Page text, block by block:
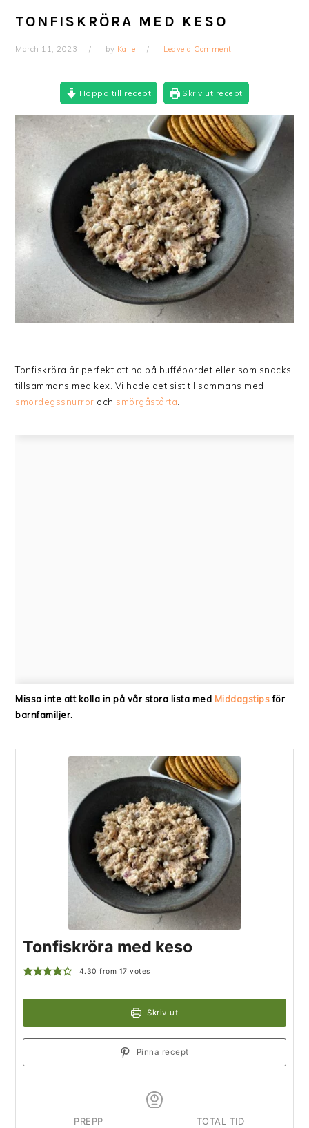
TONFISKRÖRA MED KESO
March 11, 2023 by Kalle Leave a Comment
Hoppa till recept Skriv ut recept
Tonfiskröra är perfekt att ha på buffébordet eller som snacks
tillsammans med kex. Vi hade det sist tillsammans med
smördegssnurror och smörgåstårta.
Missa inte att kolla in på vår stora lista med Middagstipsför
barnfamiljer.
Tonfiskröra med keso
4.30 from 17 votes
Skriv ut
Pinna recept
PREPP
TOTAL TID